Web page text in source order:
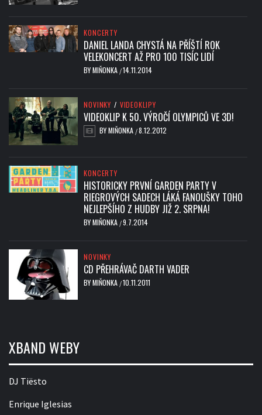
KONCERTY
DANIEL LANDA CHYSTÁ NA PŘÍŠTÍ ROK
VELEKONCERT AŽ PRO 100 TISÍC LIDÍ
BYMIŇONKA /14.11.2014
NOVINKY / VIDEOKLIPY
VIDEOKLIP K 50. VÝROČÍ OLYMPICŮ VE 3D!
BYMIŇONKA /8.12.2012
KONCERTY
HISTORICKY PRVNÍ GARDEN PARTY V
RIEGROVÝCH SADECH LÁKÁ FANOUŠKY TOHO
NEJLEPŠÍHO Z HUDBY JIŽ 2. SRPNA!
BYMIŇONKA /9.7.2014
NOVINKY
CD PŘEHRÁVAČ DARTH VADER
BYMIŇONKA /10.11.2011
XBAND WEBY
DJ Tiësto
Enrique Iglesias